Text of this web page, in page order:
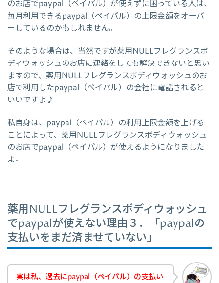
のお店でpaypal（ペイパル）が使えずに困っている人は、
毎月利用できるpaypal（ペイパル）の上限金額をオーバ
ーしているのかもしれません。
そのような場合は、当然ですが薬用NULLフレグランスボ
ディウォッシュのお店に連絡をしても解決できないと思い
ますので、薬用NULLフレグランスボディウォッシュのお
店で利用したpaypal（ペイパル）の会社に電話されると
いいですよ♪
私自身は、paypal（ペイパル）の利用上限金額を上げる
ことによって、薬用NULLフレグランスボディウォッシュ
のお店でpaypal（ペイパル）が使えるようになりました
よ。
薬用NULLフレグランスボディウォッシュ
でpaypalが使えない理由３．「paypalの
支払いをまだ済ませていない」
実は私、過去にpaypal（ペイパル）の支払い